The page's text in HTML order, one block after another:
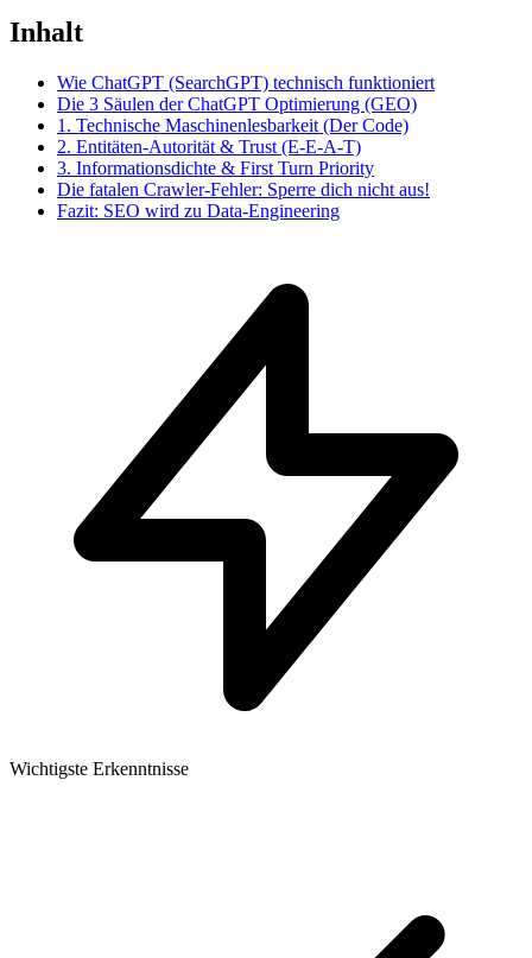
Inhalt
Wie ChatGPT (SearchGPT) technisch funktioniert
Die 3 Säulen der ChatGPT Optimierung (GEO)
1. Technische Maschinenlesbarkeit (Der Code)
2. Entitäten-Autorität & Trust (E-E-A-T)
3. Informationsdichte & First Turn Priority
Die fatalen Crawler-Fehler: Sperre dich nicht aus!
Fazit: SEO wird zu Data-Engineering
Wichtigste Erkenntnisse